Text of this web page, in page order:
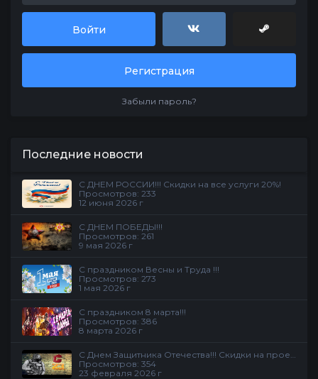
Войти
Регистрация
Забыли пароль?
Последние новости
С ДНЕМ РОССИИ!!! Скидки на все услуги 20%!
Просмотров: 233
12 июня 2026 г
С ДНЕМ ПОБЕДЫ!!!
Просмотров: 261
9 мая 2026 г
С праздником Весны и Труда !!!
Просмотров: 273
1 мая 2026 г
С праздником 8 марта!!!
Просмотров: 386
8 марта 2026 г
С Днем Защитника Отечества!!! Скидки на проекте
Просмотров: 354
23 февраля 2026 г